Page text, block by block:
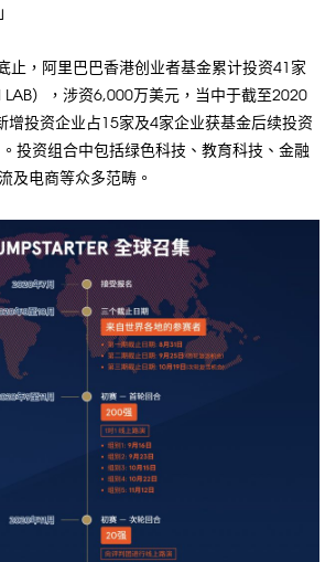
止，阿里巴巴香港创业者基金累计投资41家
），涉资6,000万美元，当中于截至2020
增投资企业占15家及4家企业获基金后续投资
。投资组合中包括绿色科技、教育科技、金融
及电商等众多范畴。